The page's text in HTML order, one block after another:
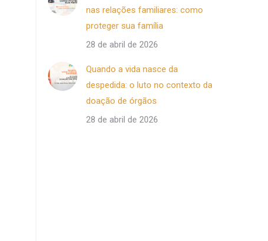
nas relações familiares: como
proteger sua família
28 de abril de 2026
Quando a vida nasce da
despedida: o luto no contexto da
doação de órgãos
28 de abril de 2026